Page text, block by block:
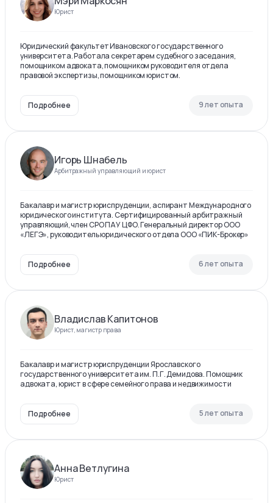
Юрист
Юридический факультет Ивановского государственного
университета. Работала секретарем судебного заседания,
помощником адвоката, помощником руководителя отдела
правовой экспертизы, помощником юристом.
Подробнее 9 лет опыта
Игорь Шнабель
Арбитражный управляющий и юрист
Бакалавр и магистр юриспруденции, аспирант Международного
юридического института. Сертифицированный арбитражный
управляющий, член СРО ПАУ ЦФО. Генеральный директор ООО
«ЛЕГЭ», руководитель юридического отдела ООО «ПИК-Брокер»
Подробнее 6 лет опыта
Владислав Капитонов
Юрист, магистр права
Бакалавр и магистр юриспруденции Ярославского
государственного университета им. П.Г. Демидова. Помощник
адвоката, юрист в сфере семейного права и недвижимости
Подробнее 5 лет опыта
Анна Ветлугина
Юрист